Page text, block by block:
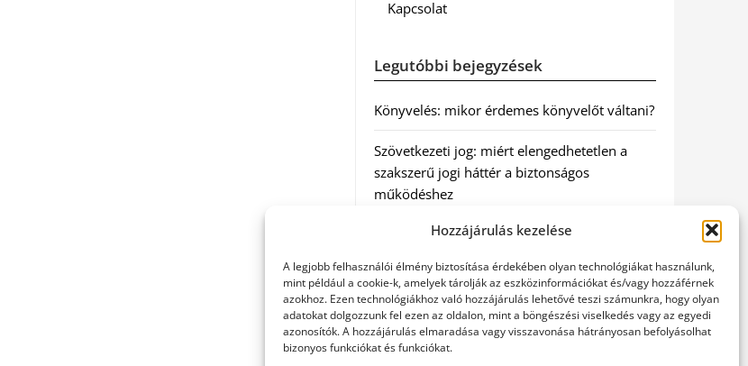
Hozzájárulás kezelése
A legjobb felhasználói élmény biztosítása érdekében olyan technológiákat használunk,
mint például a cookie-k, amelyek tárolják az eszközinformációkat és/vagy hozzáférnek
azokhoz. Ezen technológiákhoz való hozzájárulás lehetővé teszi számunkra, hogy olyan
adatokat dolgozzunk fel ezen az oldalon, mint a böngészési viselkedés vagy az egyedi
azonosítók. A hozzájárulás elmaradása vagy visszavonása hátrányosan befolyásolhat
bizonyos funkciókat és funkciókat.
Kapcsolat
Legutóbbi bejegyzések
Könyvelés: mikor érdemes könyvelőt váltani?
Szövetkezeti jog: miért elengedhetetlen a
szakszerű jogi háttér a biztonságos
működéshez
Munkajogi ügyvéd: miért nem érdemes várni
Tüll anyag: elegancia és sokoldalúság a
Szakatex kínálatában